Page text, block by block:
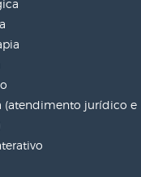
(atendimento jurídico e